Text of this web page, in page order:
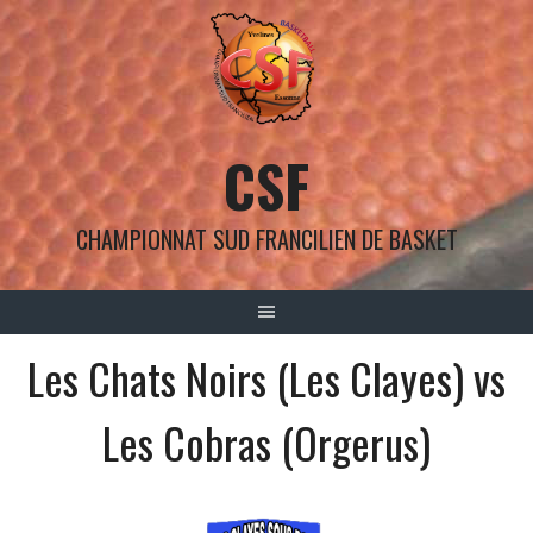
Aller
au
CSF
CHAMPIONNAT SUD FRANCILIEN DE BASKET
Les Chats Noirs (Les Clayes) vs
Les Cobras (Orgerus)